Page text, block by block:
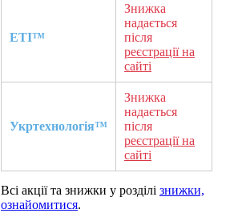
ETI™
Знижка
надається
після
реєстрації на
сайті
Укртехнологія™
Знижка
надається
після
реєстрації на
сайті
Всі акції та знижки у розділі знижки,
ознайомитися.